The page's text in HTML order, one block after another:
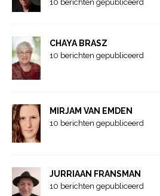
10 berichten gepubliceerd
CHAYA BRASZ
10 berichten gepubliceerd
MIRJAM VAN EMDEN
10 berichten gepubliceerd
JURRIAAN FRANSMAN
10 berichten gepubliceerd